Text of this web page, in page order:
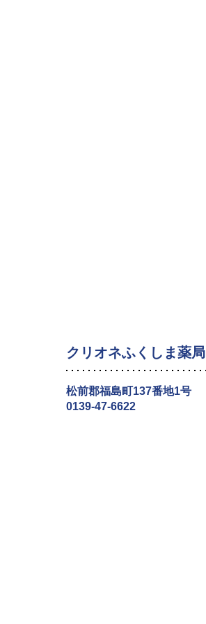
クリオネふくしま薬局
松前郡福島町137番地1号
0139-47-6622